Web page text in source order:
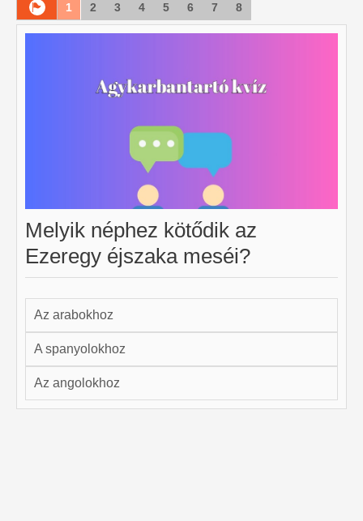
1 2 3 4 5 6 7 8
Melyik néphez kötődik az
Ezeregy éjszaka meséi?
Az arabokhoz
A spanyolokhoz
Az angolokhoz